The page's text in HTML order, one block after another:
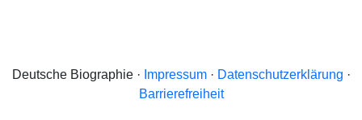
Deutsche Biographie · Impressum· Datenschutzerklärung ·
Barrierefreiheit